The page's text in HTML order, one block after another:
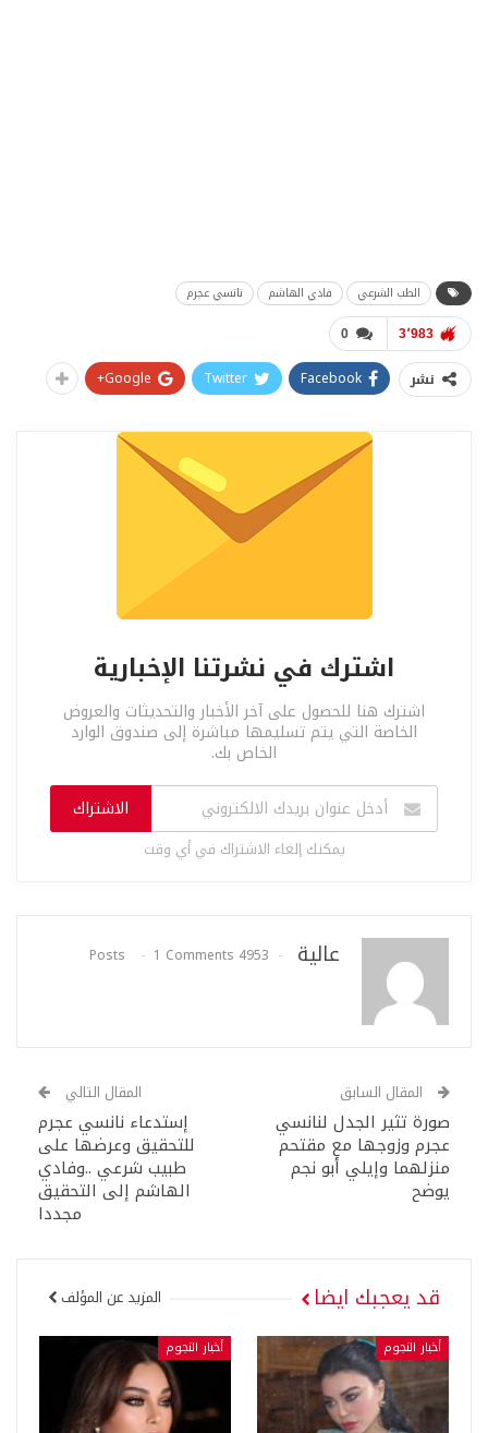
الطب الشرعي فادي الهاشم نانسي عجرم
0 3٬983
نشر Facebook
Twitter
Google+
اشترك في نشرتنا الإخبارية
اشترك هنا للحصول على آخر الأخبار والتحديثات والعروض
الخاصة التي يتم تسليمها مباشرة إلى صندوق الوارد
الخاص بك.
الاشتراك
يمكنك إلغاء الاشتراك في أي وقت
عالية 4953 Posts
1 Comments
المقال السابق
صورة تثير الجدل لنانسي
عجرم وزوجها مع مقتحم
منزلهما وإيلي أبو نجم
يوضح
المقال التالي
إستدعاء نانسي عجرم
للتحقيق وعرضها على
طبيب شرعي ..وفادي
الهاشم إلى التحقيق
مجددا
قد يعجبك ايضا المزيد عن المؤلف
أخبار النجوم أخبار النجوم